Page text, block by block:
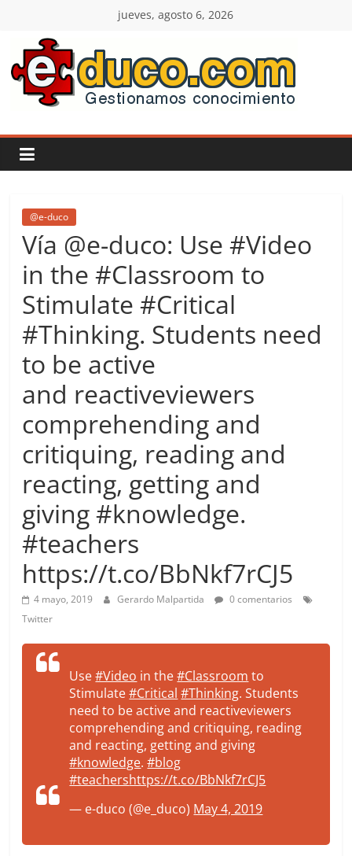
contenido
jueves, agosto 6, 2026
E-
duco:
Gestión
del
Conocimiento
Learn
more.
Do
more.
more.
@e-duco
Vía @e-duco: Use #Video
in the #Classroom to
Stimulate #Critical
#Thinking. Students need
to be active
and reactiveviewers
comprehending and
critiquing, reading and
reacting, getting and
giving #knowledge.
#teachers
https://t.co/BbNkf7rCJ5
4 mayo, 2019 Gerardo Malpartida
0 comentarios
Twitter
Use#Video in the#Classroom to
Stimulate#Critical #Thinking. Students
need to be active and reactiveviewers
comprehending and critiquing, reading
and reacting, getting and giving
#knowledge.#blog
#teachershttps://t.co/BbNkf7rCJ5
— e-duco (@e_duco) May 4, 2019